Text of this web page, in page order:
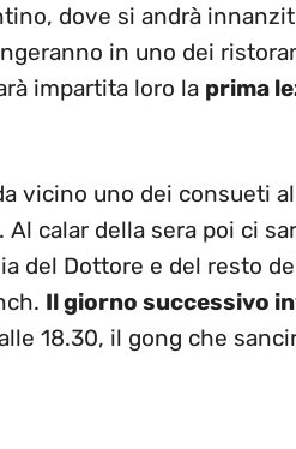
dove si andrà
in uno dei
impartita loro la prima
vicino uno dei consueti
calar della sera poi ci
del Dottore e del resto
Il giorno successivo
18.30, il gong che